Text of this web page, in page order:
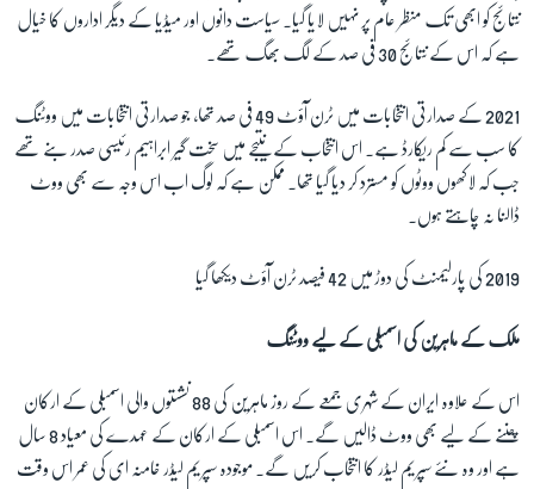
نتائج کو ابھی تک منظر عام پر نہیں لایا گیا۔ سیاست دانوں اور میڈیا کے دیگر اداروں کا خیال
ہے کہ اس کے نتائج 30 فی صد کے لگ بھگ تھے۔
2021 کے صدارتی انتخابات میں ٹرن آؤٹ 49 فی صد تھا، جو صدارتی انتخابات میں ووٹنگ
کا سب سے کم ریکارڈ ہے۔ اس انتخاب کے نتیجے میں سخت گیر ابراہیم رئیسی صدر بنے تھے
جب کہ لاکھوں ووٹوں کو مسترد کر دیا گیا تھا۔ ممکن ہے کہ لوگ اب اس وجہ سے بھی ووٹ
ڈالنا نہ چاہتے ہوں۔
2019 کی پارلیمنٹ کی دوڑ میں 42 فیصد ٹرن آؤٹ دیکھا گیا
ملک کے ماہرین کی اسمبلی کے لیے ووٹنگ
اس کے علاوہ ایران کے شہری جمعے کے روز ماہرین کی 88 نشستوں والی اسمبلی کے ارکان
چننے کے لیے بھی ووٹ ڈالیں گے۔ اس اسمبلی کے ارکان کے عہدے کی معیاد 8 سال
ہے اور وہ نئے سپریم لیڈر کا انتخاب کریں گے۔ موجودہ سپریم لیڈر خامنہ ای کی عمر اس وقت